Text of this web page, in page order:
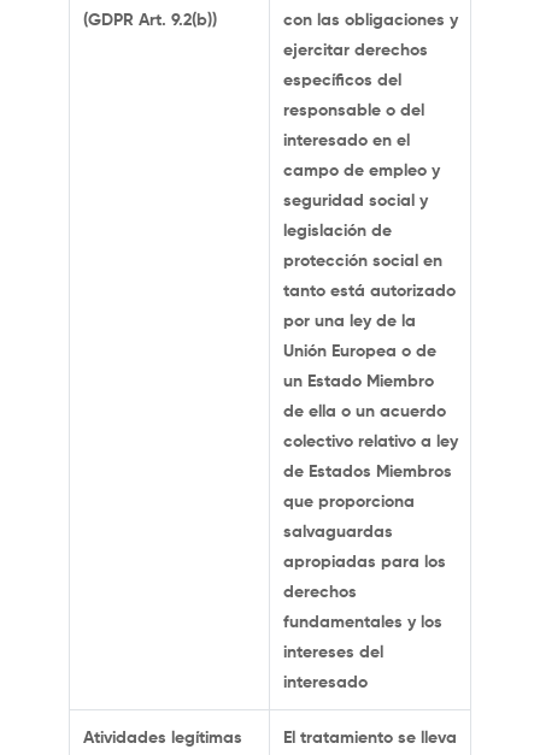
(GDPR Art. 9.2(b))
con las obligaciones y
ejercitar derechos
específicos del
responsable o del
interesado en el
campo de empleo y
seguridad social y
legislación de
protección social en
tanto está autorizado
por una ley de la
Unión Europea o de
un Estado Miembro
de ella o un acuerdo
colectivo relativo a ley
de Estados Miembros
que proporciona
salvaguardas
apropiadas para los
derechos
fundamentales y los
intereses del
interesado
Atividades legítimas
El tratamiento se lleva